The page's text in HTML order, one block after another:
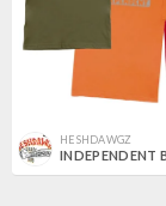
HESHDAWGZ